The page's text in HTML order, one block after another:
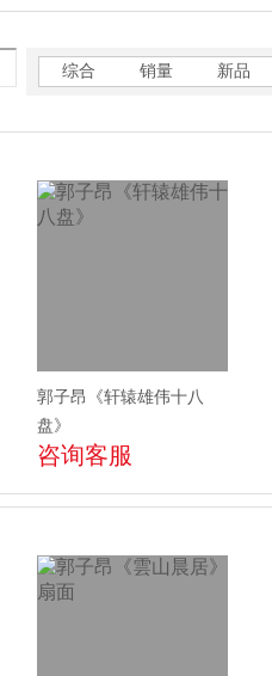
综合 销量 新品
郭子昂《轩辕雄伟十八
盘》
咨询客服